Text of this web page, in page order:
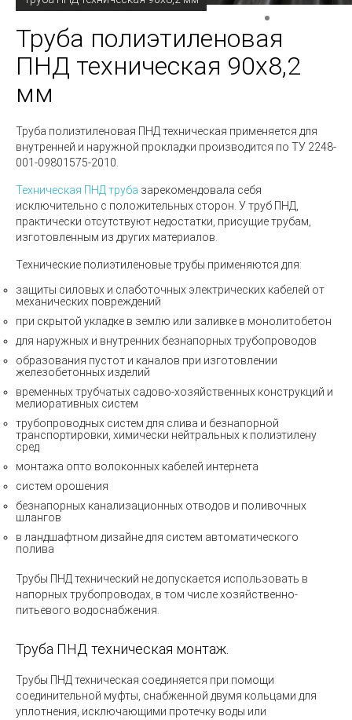
Труба полиэтиленовая
ПНД техническая 90х8,2
мм
Труба полиэтиленовая ПНД техническая применяется для
внутренней и наружной прокладки производится по ТУ 2248-
001-09801575-2010
Техническая ПНД труба зарекомендовала себя
исключительно с положительных сторон. У труб ПНД,
практически отсутствуют недостатки, присущие трубам,
изготовленным из других материалов.
Технические полиэтиленовые трубы применяются для:
защиты силовых и слаботочных электрических кабелей от
механических повреждений
при скрытой укладке в землю или заливке в монолитобетон
для наружных и внутренних безнапорных трубопроводов
образования пустот и каналов при изготовлении
железобетонных изделий
временных трубчатых садово-хозяйственных конструкций и
мелиоративных систем
трубопроводных систем для слива и безнапорной
транспортировки, химически нейтральных к полиэтилену
сред
монтажа опто волоконных кабелей интернета
систем орошения
безнапорных канализационных отводов и поливочных
шлангов
в ландшафтном дизайне для систем автоматического
полива
Трубы ПНД технический не допускается использовать в
напорных трубопроводах, в том числе хозяйственно-
питьевого водоснабжения.
Труба ПНД техническая монтаж.
Трубы ПНД техническая соединяется при помощи
соединительной муфты, снабженной двумя кольцами для
уплотнения, исключающими протечку воды или